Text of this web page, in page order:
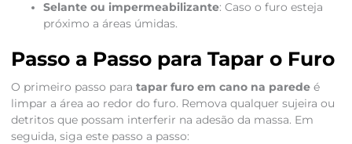
Selante ou impermeabilizante: Caso o furo esteja
próximo a áreas úmidas.
Passo a Passo para Tapar o Furo
O primeiro passo para tapar furo em cano na paredeé
limpar a área ao redor do furo. Remova qualquer sujeira ou
detritos que possam interferir na adesão da massa. Em
seguida, siga este passo a passo: